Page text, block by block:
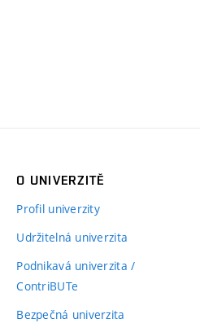
O UNIVERZITĚ
Profil univerzity
Udržitelná univerzita
Podnikavá univerzita /
ContriBUTe
Bezpečná univerzita